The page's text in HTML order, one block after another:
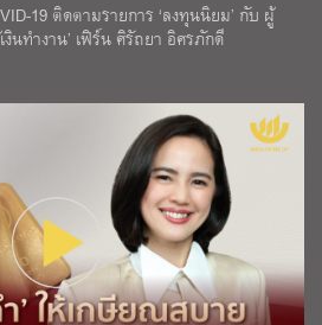
19 ติดตามรายการ ‘ลงทุนนิยม’ กับ ผู้
งินทำงาน’ เฟิร์น ศิรัถยา อิศรภักดี